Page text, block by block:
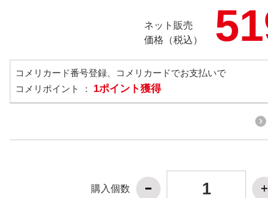
ネット販売
価格（税込）
コメリカード番号登録、コメリカードでお支払いで
コメリポイント ： 1ポイント獲得
購入個数